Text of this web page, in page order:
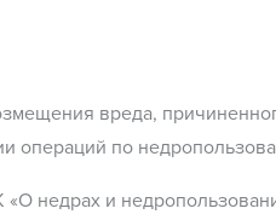
вреда,
операций по
недрах и